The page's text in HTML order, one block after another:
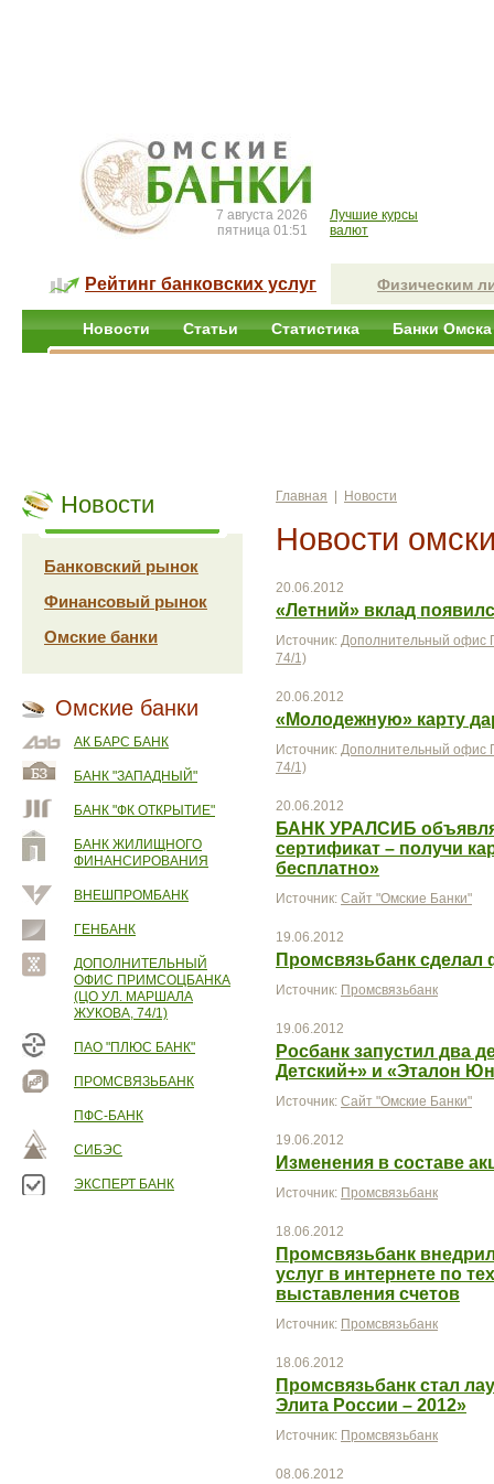
7 августа 2026
пятница 01:51
Лучшие курсы
валют
Рейтинг банковских услуг Физическим
Новости Статьи Статистика Банки Омска
Новости
Банковский рынок
Финансовый рынок
Омские банки
Омские банки
АК БАРС БАНК
БАНК "ЗАПАДНЫЙ"
БАНК "ФК ОТКРЫТИЕ"
БАНК ЖИЛИЩНОГО
ФИНАНСИРОВАНИЯ
ВНЕШПРОМБАНК
ГЕНБАНК
ДОПОЛНИТЕЛЬНЫЙ
ОФИС ПРИМСОЦБАНКА
(ЦО УЛ. МАРШАЛА
ЖУКОВА, 74/1)
ПАО "ПЛЮС БАНК"
ПРОМСВЯЗЬБАНК
ПФС-БАНК
СИБЭС
ЭКСПЕРТ БАНК
Главная Новости
Новости
20.06.2012
«Летний» вклад
Источник: Дополнительный офис
74/1)
20.06.2012
«Молодежную» карту
Источник: Дополнительный офис
74/1)
20.06.2012
БАНК УРАЛСИБ
сертификат – получи
бесплатно»
Источник: Сайт "Омские Банки"
19.06.2012
Промсвязьбанк сделал
Источник: Промсвязьбанк
19.06.2012
Росбанк запустил два
Детский+» и «Эталон
Источник: Сайт "Омские Банки"
19.06.2012
Изменения в составе
Источник: Промсвязьбанк
18.06.2012
Промсвязьбанк
услуг в интернете по
выставления счетов
Источник: Промсвязьбанк
18.06.2012
Промсвязьбанк стал
Элита России – 2012»
Источник: Промсвязьбанк
08.06.2012